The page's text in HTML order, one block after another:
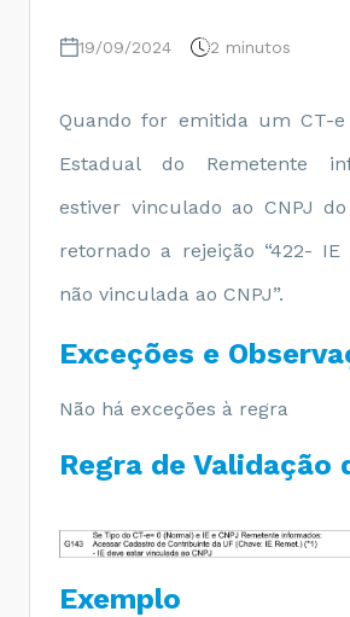
19/09/2024 2 minutos
Quando for emitida um CT-
Estadual do Remetente
estiver vinculado ao CNPJ
retornado a rejeição “422-
não vinculada ao CNPJ”.
Exceções e
Não há exceções à regra
Regra de Validação
Exemplo